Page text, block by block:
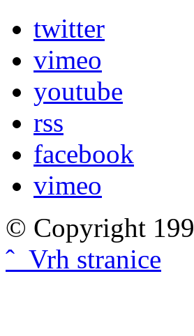
twitter
vimeo
youtube
rss
facebook
vimeo
© Copyright
ˆ Vrh stranice